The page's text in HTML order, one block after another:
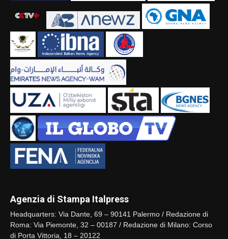
Agenzia di Stampa Italpress
Headquarters: Via Dante, 69 – 90141 Palermo / Redazione di
Roma: Via Piemonte, 32 – 00187 / Redazione di Milano: Corso
di Porta Vittoria, 18 – 20122